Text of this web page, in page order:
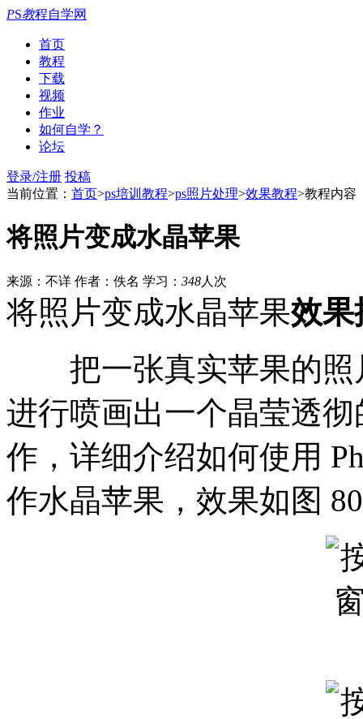
PS教程自学网
首页
教程
下载
视频
作业
如何自学？
论坛
登录/注册 投稿
当前位置： 首页>ps培训教程>ps照片处理>效果教程>教程内容
将照片变成水晶苹果
来源：不详 作者：佚名 学习： 348人次
将照片变成水晶苹果效果
把一张真实苹果的照
进行喷画出一个晶莹透
作，详细介绍如何使用
作水晶苹果，效果如图